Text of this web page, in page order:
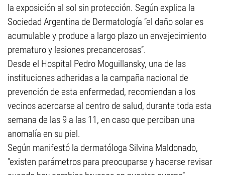
la exposición al sol sin protección. Según explica la
Sociedad Argentina de Dermatología “el daño solar es
acumulable y produce a largo plazo un envejecimiento
prematuro y lesiones precancerosas”.
Desde el Hospital Pedro Moguillansky, una de las
instituciones adheridas a la campaña nacional de
prevención de esta enfermedad, recomiendan a los
vecinos acercarse al centro de salud, durante toda esta
semana de las 9 a las 11, en caso que perciban una
anomalía en su piel.
Según manifestó la dermatóloga Silvina Maldonado,
"existen parámetros para preocuparse y hacerse revisar